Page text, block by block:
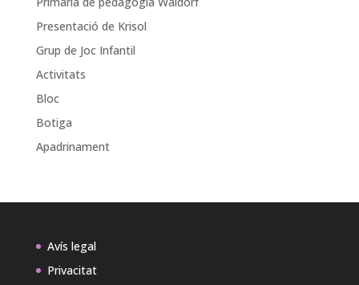
Presentació de Krisol
Grup de Joc Infantil
Activitats
Bloc
Botiga
Apadrinament
Avís legal
Privacitat